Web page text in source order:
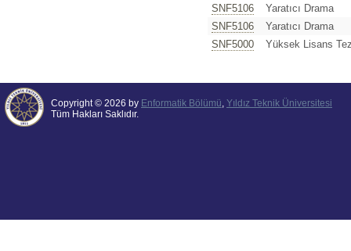
SNF5106
Yaratıcı Drama
SNF5106
Yaratıcı Drama
SNF5000
Yüksek Lisans
Copyright © 2026 by Enformatik Bölümü, Yıldız Teknik Üniversitesi
Tüm Hakları Saklıdır.